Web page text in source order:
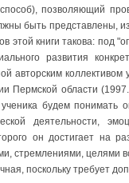
позволяющий
быть представлены,
этой книги такова: под
развития
авторским
Пермской области
будем понимать
деятельности,
он достигает на
стремлениями, целями
поскольку требует